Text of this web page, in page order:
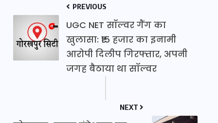
PREVIOUS
UGC NET सॉल्वर गैंग का
खुलासा: ₹15 हजार का इनामी
आरोपी दिलीप गिरफ्तार, अपनी
जगह बैठाया था सॉल्वर
NEXT